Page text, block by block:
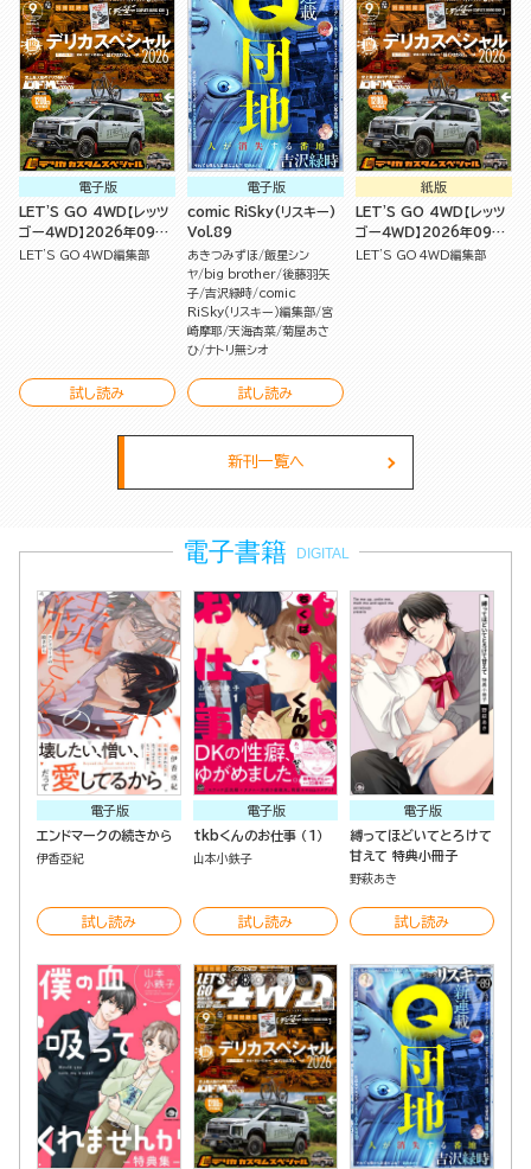
電子版
LET'S GO 4WD【レッツ
ゴー４ＷＤ】2026年09月
号LET'S GO 4WD編集部
試し読み
電子版
comic RiSky(リスキー)
Vol.89
あきつみずほ 飯星シン
ヤ
big brother 後藤羽矢
子 吉沢緑時 comic
RiSky（リスキー）編集部 宮
崎摩耶 天海杏菜 菊屋あさ
ひ ナトリ無シオ
試し読み
紙版
LET'S GO 4WD【レッツ
ゴー４ＷＤ】2026年09月
号LET'S GO 4WD編集部
新刊一覧へ
電子書籍 DIGITAL
電子版
エンドマークの続きから
伊香亞紀
試し読み
電子版
tkbくんのお仕事 （1）
山本小鉄子
試し読み
電子版
縛ってほどいてとろけて
甘えて 特典小冊子
野萩あき
試し読み